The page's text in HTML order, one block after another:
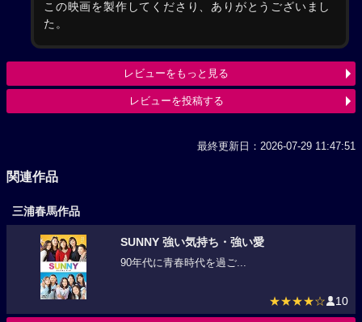
この映画を製作してくださり、ありがとうございまし
た。
レビューをもっと見る
レビューを投稿する
最終更新日：2026-07-29 11:47:51
関連作品
三浦春馬作品
SUNNY 強い気持ち・強い愛
90年代に青春時代を過ご...
★★★★☆ 10